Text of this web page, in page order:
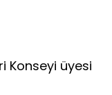
Konseyi üyesi